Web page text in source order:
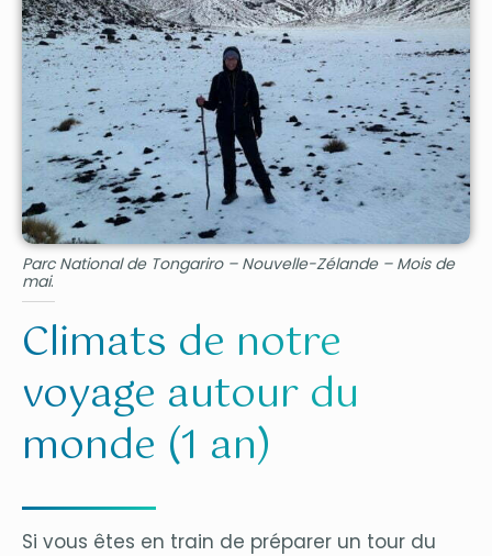
Parc National de Tongariro – Nouvelle-Zélande – Mois de
mai.
Climats de notre
voyage autour du
monde (1 an)
Si vous êtes en train de préparer un tour du